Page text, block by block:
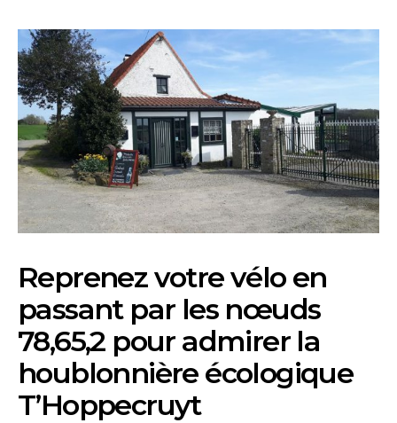
Reprenez votre vélo en
passant par les nœuds
78,65,2 pour admirer la
houblonnière écologique
T’Hoppecruyt